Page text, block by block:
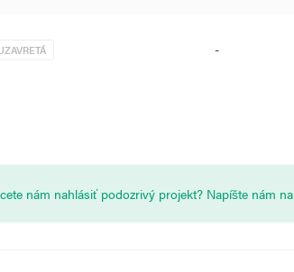
-
nám nahlásiť podozrivý projekt? Napíšte nám na